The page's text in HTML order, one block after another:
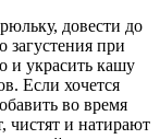
довести до
загустения при
и украсить кашу
Если хочется
во время
чистят и натирают